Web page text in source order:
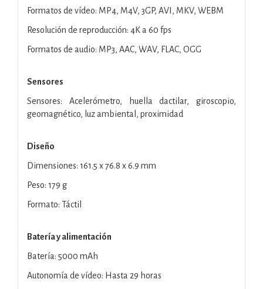
Formatos de vídeo: MP4, M4V, 3GP, AVI, MKV, WEBM
Resolución de reproducción: 4K a 60 fps
Formatos de audio: MP3, AAC, WAV, FLAC, OGG
Sensores
Sensores: Acelerómetro, huella dactilar, giroscopio,
geomagnético, luz ambiental, proximidad
Diseño
Dimensiones: 161.5 x 76.8 x 6.9 mm
Peso: 179 g
Formato: Táctil
Batería y alimentación
Batería: 5000 mAh
Autonomía de vídeo: Hasta 29 horas